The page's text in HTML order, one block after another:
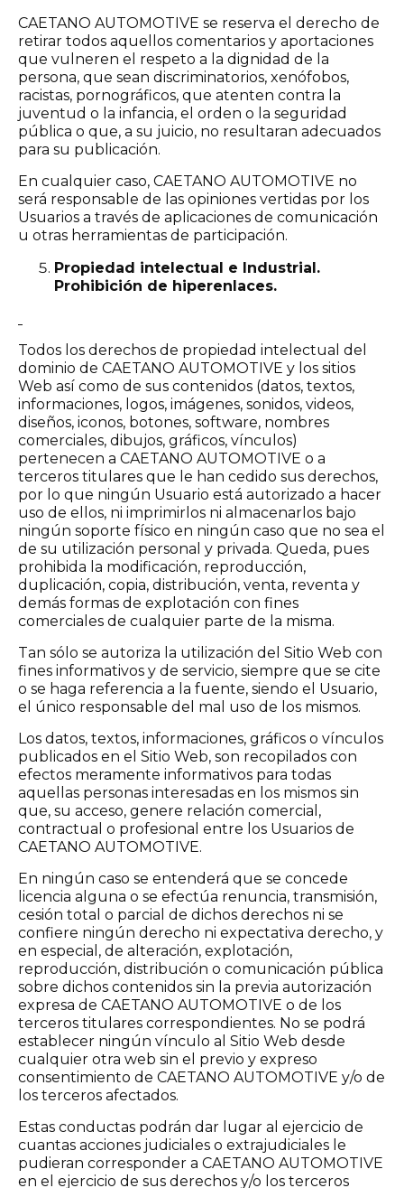
CAETANO AUTOMOTIVE se reserva el derecho de
retirar todos aquellos comentarios y aportaciones
que vulneren el respeto a la dignidad de la
persona, que sean discriminatorios, xenófobos,
racistas, pornográficos, que atenten contra la
juventud o la infancia, el orden o la seguridad
pública o que, a su juicio, no resultaran adecuados
para su publicación.
En cualquier caso, CAETANO AUTOMOTIVE no
será responsable de las opiniones vertidas por los
Usuarios a través de aplicaciones de comunicación
u otras herramientas de participación.
Propiedad intelectual e Industrial.
Prohibición de hiperenlaces.
Todos los derechos de propiedad intelectual del
dominio de CAETANO AUTOMOTIVE y los sitios
Web así como de sus contenidos (datos, textos,
informaciones, logos, imágenes, sonidos, videos,
diseños, iconos, botones, software, nombres
comerciales, dibujos, gráficos, vínculos)
pertenecen a CAETANO AUTOMOTIVE o a
terceros titulares que le han cedido sus derechos,
por lo que ningún Usuario está autorizado a hacer
uso de ellos, ni imprimirlos ni almacenarlos bajo
ningún soporte físico en ningún caso que no sea el
de su utilización personal y privada. Queda, pues
prohibida la modificación, reproducción,
duplicación, copia, distribución, venta, reventa y
demás formas de explotación con fines
comerciales de cualquier parte de la misma.
Tan sólo se autoriza la utilización del Sitio Web con
fines informativos y de servicio, siempre que se cite
o se haga referencia a la fuente, siendo el Usuario,
el único responsable del mal uso de los mismos.
Los datos, textos, informaciones, gráficos o vínculos
publicados en el Sitio Web, son recopilados con
efectos meramente informativos para todas
aquellas personas interesadas en los mismos sin
que, su acceso, genere relación comercial,
contractual o profesional entre los Usuarios de
CAETANO AUTOMOTIVE.
En ningún caso se entenderá que se concede
licencia alguna o se efectúa renuncia, transmisión,
cesión total o parcial de dichos derechos ni se
confiere ningún derecho ni expectativa derecho, y
en especial, de alteración, explotación,
reproducción, distribución o comunicación pública
sobre dichos contenidos sin la previa autorización
expresa de CAETANO AUTOMOTIVE o de los
terceros titulares correspondientes. No se podrá
establecer ningún vínculo al Sitio Web desde
cualquier otra web sin el previo y expreso
consentimiento de CAETANO AUTOMOTIVE y/o de
los terceros afectados.
Estas conductas podrán dar lugar al ejercicio de
cuantas acciones judiciales o extrajudiciales le
pudieran corresponder a CAETANO AUTOMOTIVE
en el ejercicio de sus derechos y/o los terceros